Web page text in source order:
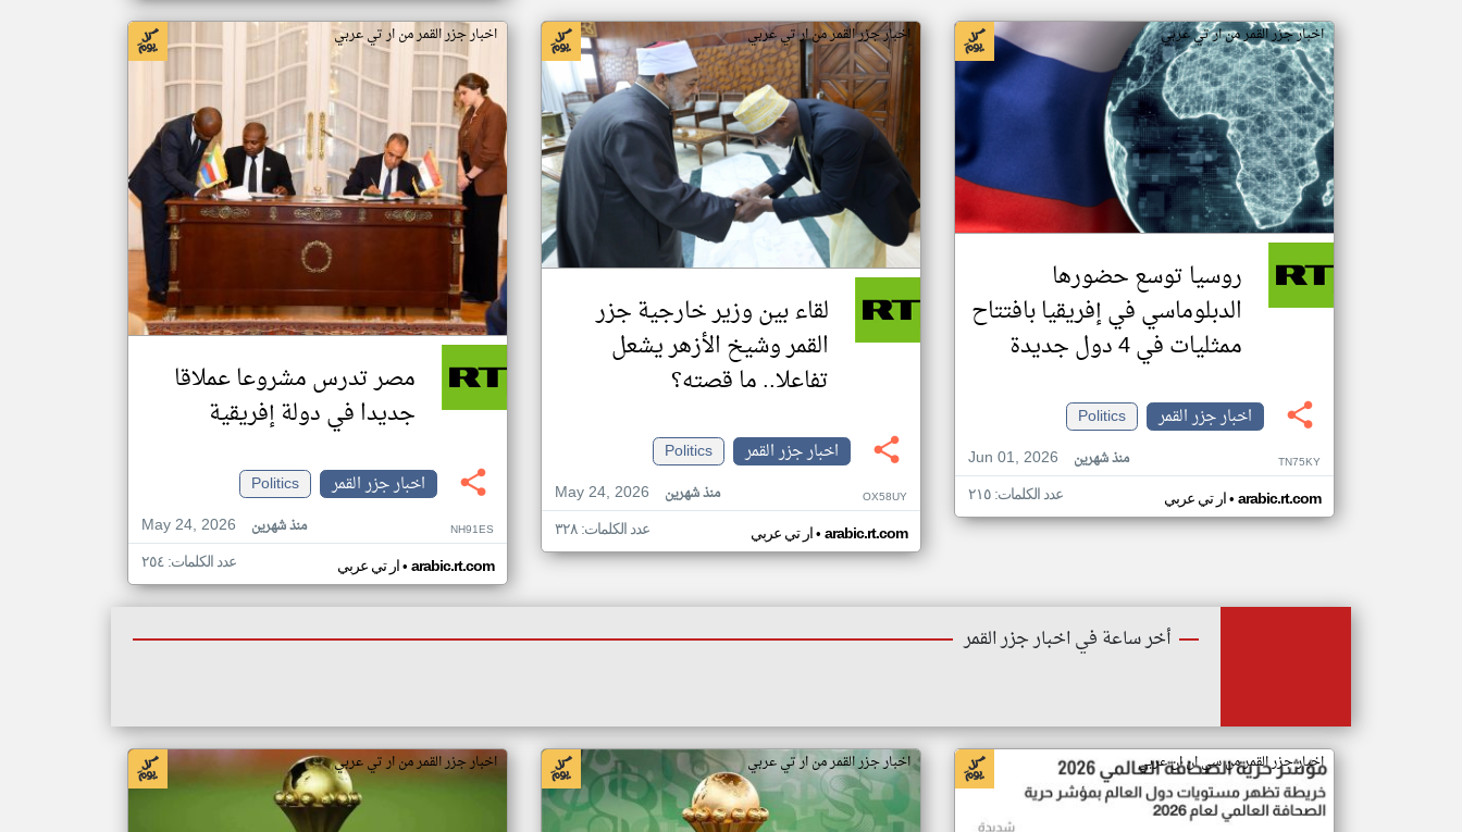
اخبار جزر القمر من ار تي عربي
روسيا توسع حضورها
الدبلوماسي في إفريقيا بافتتاح
ممثليات في 4 دول جديدة
اخبار جزر القمر
Politics
Jun 01, 2026
منذ شهرين TN75KY
ار تي عربي• arabic.rt.com عدد الكلمات: ٢١٥
اخبار جزر القمر من ار تي عربي
لقاء بين وزير خارجية جزر
القمر وشيخ الأزهر يشعل
تفاعلا.. ما قصته؟
اخبار جزر القمر
Politics
May 24, 2026
منذ شهرين OX58UY
ار تي عربي• arabic.rt.com عدد الكلمات: ٣٢٨
اخبار جزر القمر من ار تي عربي
مصر تدرس مشروعا عملاقا
جديدا في دولة إفريقية
اخبار جزر القمر
Politics
May 24, 2026
منذ شهرين NH91ES
ار تي عربي• arabic.rt.com عدد الكلمات: ٢٥٤
أخر ساعة في اخبار جزر القمر
اخبار جزر القمر من سي ان ان عربي اخبار جزر القمر من ار تي عربي اخبار جزر القمر من ار تي عربي